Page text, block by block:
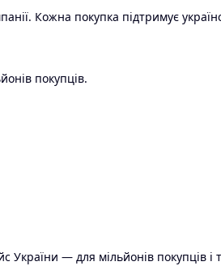
Кожна покупка підтримує
покупців.
України — для мільйонів покупців і